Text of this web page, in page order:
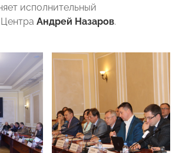
исполнительный
Андрей Назаров.